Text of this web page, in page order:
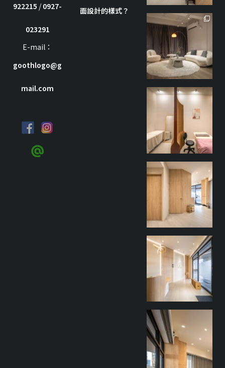
922215 /0927-
023291
E-mail：
goothlogo@g
mail.com
面設計的樣式？
goothdesign
7 月 8
goothdesign
9 月 27
goothdesign
9 月 27
goothdesign
9 月 27
goothdesign
9 月 27